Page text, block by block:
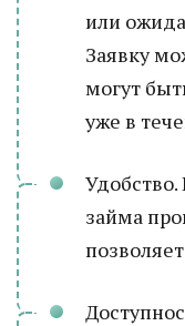
или
Заявку
могут
уже в
займа